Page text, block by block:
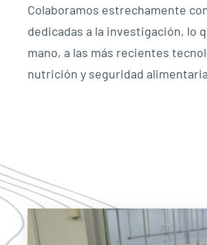
Colaboramos estrechamente
dedicadas a la investigación, lo
mano, a las más recientes
nutrición y seguridad